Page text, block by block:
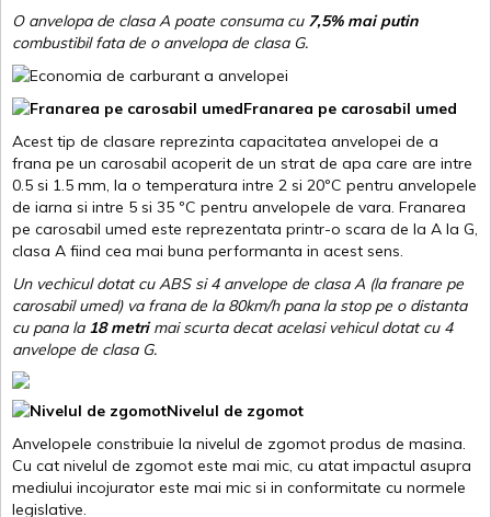
O anvelopa de clasa A poate consuma cu 7,5% mai putin
combustibil fata de o anvelopa de clasa G.
Franarea pe carosabil umed
Acest tip de clasare reprezinta capacitatea anvelopei de a
frana pe un carosabil acoperit de un strat de apa care are intre
0.5 si 1.5 mm, la o temperatura intre 2 si 20ºC pentru anvelopele
de iarna si intre 5 si 35 ºC pentru anvelopele de vara. Franarea
pe carosabil umed este reprezentata printr-o scara de la A la G,
clasa A fiind cea mai buna performanta in acest sens.
Un vechicul dotat cu ABS si 4 anvelope de clasa A (la franare pe
carosabil umed) va frana de la 80km/h pana la stop pe o distanta
cu pana la 18 metrimai scurta decat acelasi vehicul dotat cu 4
anvelope de clasa G.
Nivelul de zgomot
Anvelopele constribuie la nivelul de zgomot produs de masina.
Cu cat nivelul de zgomot este mai mic, cu atat impactul asupra
mediului incojurator este mai mic si in conformitate cu normele
legislative.